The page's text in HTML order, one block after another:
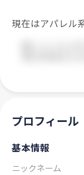
現在はアパレル
プロフィール
基本情報
ニックネーム